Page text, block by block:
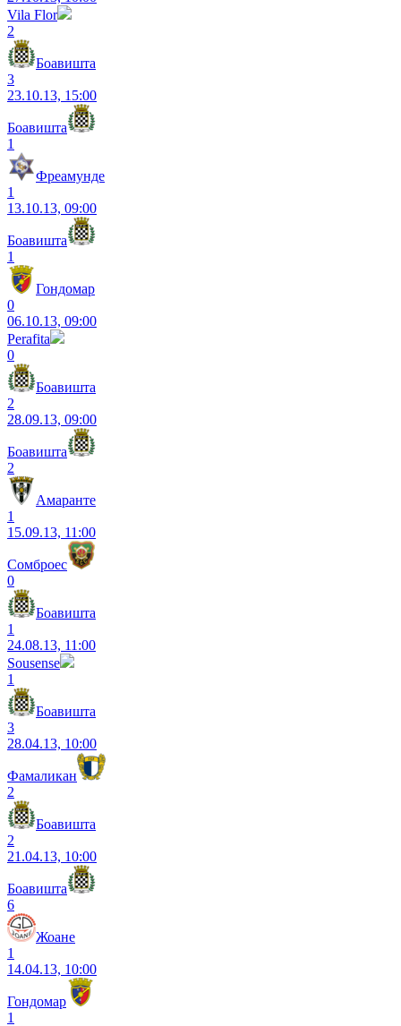
Vila Flor
2
Боавишта
3
23.10.13, 15:00
Боавишта
1
Фреамунде
1
13.10.13, 09:00
Боавишта
1
Гондомар
0
06.10.13, 09:00
Perafita
0
Боавишта
2
28.09.13, 09:00
Боавишта
2
Амаранте
1
15.09.13, 11:00
Сомброес
0
Боавишта
1
24.08.13, 11:00
Sousense
1
Боавишта
3
28.04.13, 10:00
Фамаликан
2
Боавишта
2
21.04.13, 10:00
Боавишта
6
Жоане
1
14.04.13, 10:00
Гондомар
1